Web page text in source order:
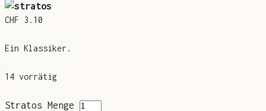
CHF 3.10
Ein Klassiker.
14 vorrätig
Stratos Menge